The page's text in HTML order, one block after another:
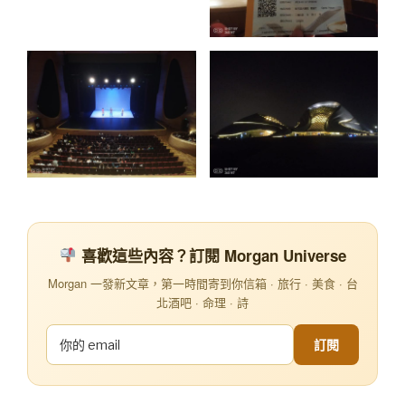
喜歡這些內容？訂閱 Morgan Universe
Morgan 一發新文章，第一時間寄到你信箱 · 旅行 · 美食 · 台
北酒吧 · 命理 · 詩
訂閱